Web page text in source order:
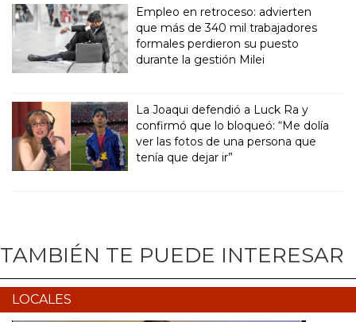
Empleo en retroceso: advierten
que más de 340 mil trabajadores
formales perdieron su puesto
durante la gestión Milei
La Joaqui defendió a Luck Ra y
confirmó que lo bloqueó: “Me dolía
ver las fotos de una persona que
tenía que dejar ir”
TAMBIÉN TE PUEDE INTERESAR
LOCALES